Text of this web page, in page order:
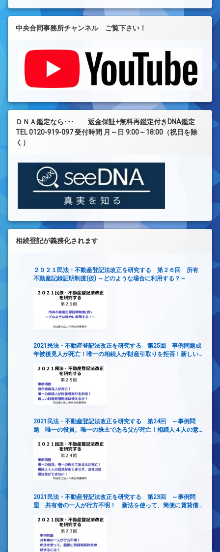
中央合同事務所チャンネル ご覧下さい！
ＤＮＡ鑑定なら･･･ 返金保証+無料再鑑定付きDNA鑑定
TEL 0120-919-097 受付時間 月～日 9:00～18:00（祝日を除
く）
相続登記が義務化されます
２０２１民法・不動産登記法改正を研究する 第２６回 所有
不動産記録証明制度(仮) ～どのような場合に利用する？～
2021民法・不動産登記法改正を研究する 第25回 事例問題成
年被後見人が死亡！唯一の相続人が財産引取りを拒否！新しい
2021民法・不動産登記法改正を研究する 第24回 ～事例問
題 唯一の役員、唯一の株主である父が死亡！相続人４人の意
2021民法・不動産登記法改正を研究する 第23回 ～事例問
題 共有者の一人が行方不明！ 新法を使って、簡便に賃貸借